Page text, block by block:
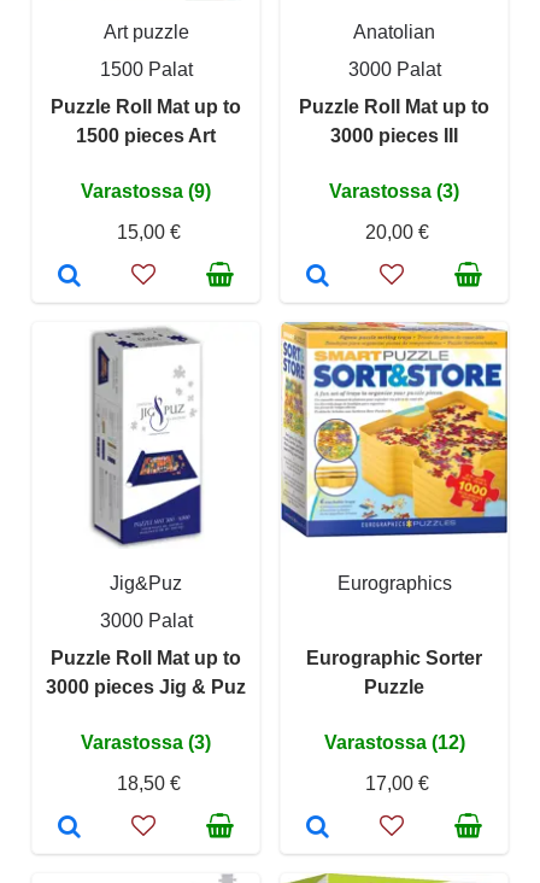
Art puzzle
1500 Palat
Puzzle Roll Mat up to
1500 pieces Art
Varastossa (9)
15,00 €
Anatolian
3000 Palat
Puzzle Roll Mat up to
3000 pieces III
Varastossa (3)
20,00 €
Jig&Puz
3000 Palat
Puzzle Roll Mat up to
3000 pieces Jig & Puz
Varastossa (3)
18,50 €
Eurographics
Eurographic Sorter
Puzzle
Varastossa (12)
17,00 €